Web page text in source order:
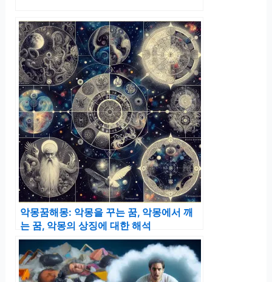
악몽꿈해몽: 악몽을 꾸는 꿈, 악몽에서 깨
는 꿈, 악몽의 상징에 대한 해석